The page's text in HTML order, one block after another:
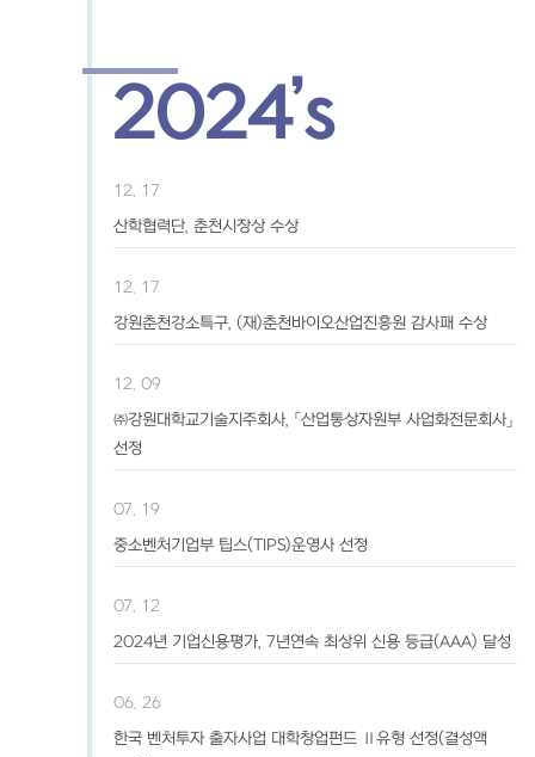
2024’s
12. 17
산학협력단, 춘천시장상 수상
12. 17
강원춘천강소특구, (재)춘천바이오산업진흥원 감사패 수상
12. 09
㈜강원대학교기술지주회사, 「산업통상자원부 사업화전문회사」
선정
07. 19
중소벤처기업부 팁스(TIPS)운영사 선정
07. 12
2024년 기업신용평가, 7년연속 최상위 신용 등급(AAA) 달성
06. 26
한국 벤처투자 출자사업 대학창업펀드 Ⅱ유형 선정(결성액